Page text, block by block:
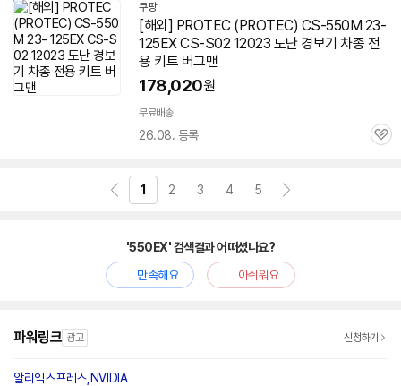
쿠팡
[해외] PROTEC (PROTEC) CS-550M 23-
125EX CS-S02 12023 도난 경보기 차종 전
용 키트 버그맨
178,020원
무료배송
26.08. 등록
관
1 2 3 4 5
'550EX' 검색결과 어떠셨나요?
만족해요
아쉬워요
파워링크 광고 신청하기
알리익스프레스,NVIDIA